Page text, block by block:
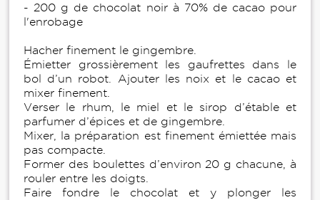
- 200 g de chocolat noir à 70% de cacao pour
l'enrobage
Hacher finement le gingembre.
Émietter grossièrement les gaufrettes dans le
bol d’un robot. Ajouter les noix et le cacao et
mixer finement.
Verser le rhum, le miel et le sirop d’étable et
parfumer d’épices et de gingembre.
Mixer, la préparation est finement émiettée mais
pas compacte.
Former des boulettes d’environ 20 g chacune, à
rouler entre les doigts.
Faire fondre le chocolat et y plonger les